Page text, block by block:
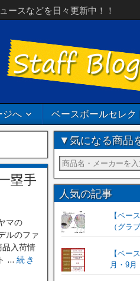
ースなどを日々更新中！！
ジへ ベースボールセレク
塁手
マの
ルのファ
入荷情
... 続き
▼気になる商品
人気の記事
【ベー
（グラ
【ベー
月・9月